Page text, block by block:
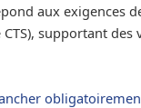
aux exigences
supportant des